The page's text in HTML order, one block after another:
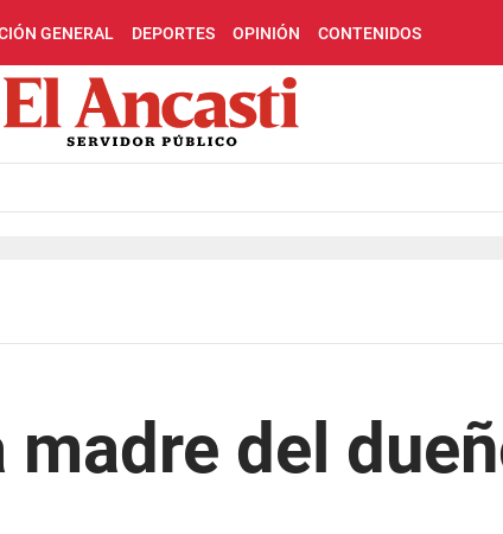
GENERAL DEPORTES OPINIÓN CONTENIDOS
madre del